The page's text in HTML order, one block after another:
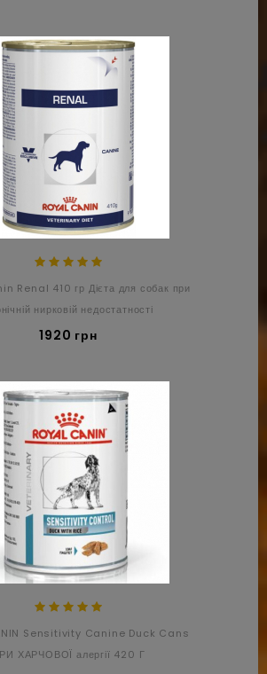
Renal 410 гр Дієта для собак при
нирковій недостатності
1920 грн
Sensitivity Canine Duck Cans
ХАРЧОВОЇ алергії 420 Г